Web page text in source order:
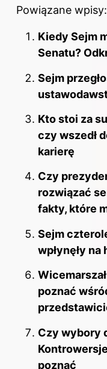
Powiązane wpisy:
Kiedy Sejm
Senatu?
Sejm
Kto stoi za
czy wszedł
karierę
Czy
rozwiązać
fakty, które
Sejm
wpłynęły
poznać
Czy wybory
poznać